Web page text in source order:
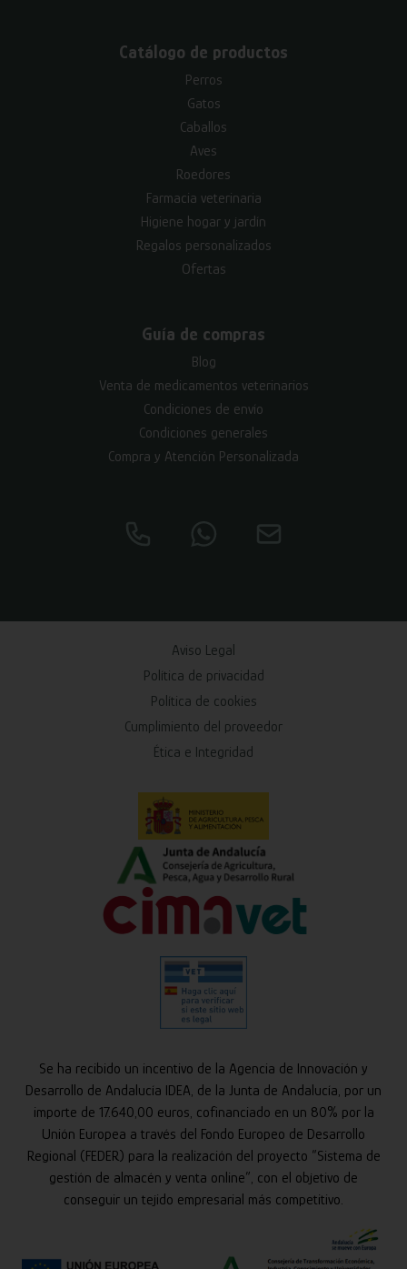
Catálogo de productos
Perros
Gatos
Caballos
Aves
Roedores
Farmacia veterinaria
Higiene hogar y jardín
Regalos personalizados
Ofertas
Guía de compras
Blog
Venta de medicamentos veterinarios
Condiciones de envío
Condiciones generales
Compra y Atención Personalizada
Aviso Legal
Política de privacidad
Política de cookies
Cumplimiento del proveedor
Ética e Integridad
Se ha recibido un incentivo de la Agencia de Innovación y
Desarrollo de Andalucía IDEA, de la Junta de Andalucía, por un
importe de 17.640,00 euros, cofinanciado en un 80% por la
Unión Europea a través del Fondo Europeo de Desarrollo
Regional (FEDER) para la realización del proyecto “Sistema de
gestión de almacén y venta online”, con el objetivo de
conseguir un tejido empresarial más competitivo.